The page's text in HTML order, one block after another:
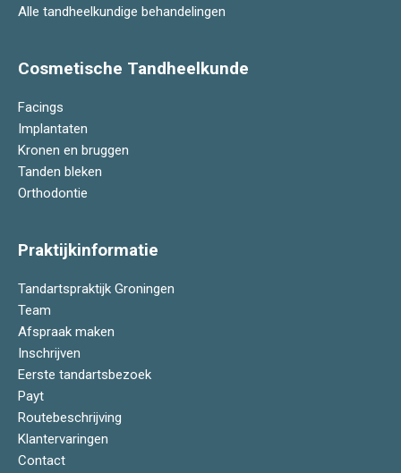
Alle tandheelkundige behandelingen
Cosmetische Tandheelkunde
Facings
Implantaten
Kronen en bruggen
Tanden bleken
Orthodontie
Praktijkinformatie
Tandartspraktijk Groningen
Team
Afspraak maken
Inschrijven
Eerste tandartsbezoek
Payt
Routebeschrijving
Klantervaringen
Contact